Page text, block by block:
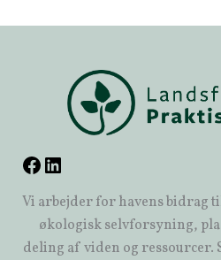
Vi arbejder for havens bidrag
økologisk selvforsyning,
deling af viden og ressourcer.